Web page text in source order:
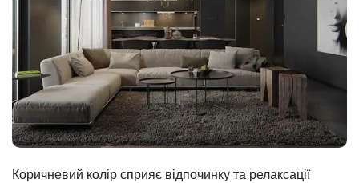
Коричневий колір сприяє відпочинку та релаксації